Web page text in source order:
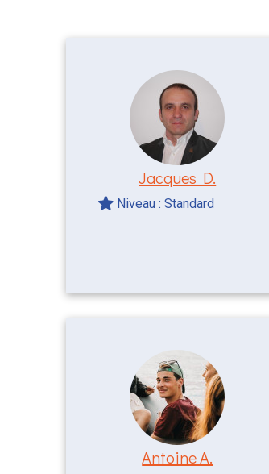
Jacques D.
Niveau : Standard
Antoine A.